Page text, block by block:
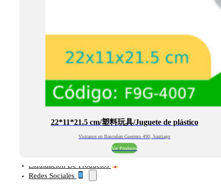
22*11*21.5 cm/塑料玩具/Juguete de plástico
Visitanos en Bascuñan Guerrero 490, Santiago
Ver Producto
Liquidación De Productos
Redes Sociales